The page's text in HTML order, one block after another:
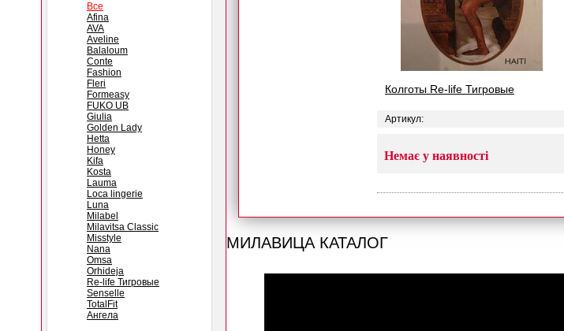
Все
Afina
AVA
Aveline
Balaloum
Conte
Fashion
Fleri
Formeasy
FUKO UB
Giulia
Golden Lady
Hetta
Honey
Kifa
Kosta
Lauma
Loca lingerie
Luna
Milabel
Milavitsa Classic
Misstyle
Nana
Omsa
Orhideja
Re-life Тигровые
Senselle
TotalFit
Ангела
Колготы Re-life Тигровые
Артикул:
Немає у наявності
МИЛАВИЦА КАТАЛОГ